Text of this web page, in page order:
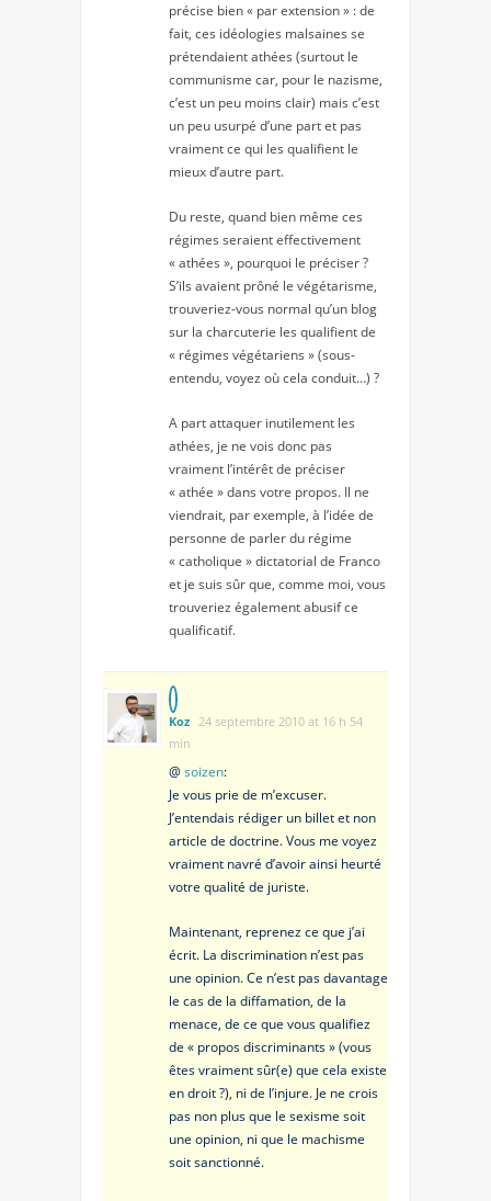
précise bien « par extension » : de
fait, ces idéologies malsaines se
prétendaient athées (surtout le
communisme car, pour le nazisme,
c’est un peu moins clair) mais c’est
un peu usurpé d’une part et pas
vraiment ce qui les qualifient le
mieux d’autre part.
Du reste, quand bien même ces
régimes seraient effectivement
« athées », pourquoi le préciser ?
S’ils avaient prôné le végétarisme,
trouveriez-vous normal qu’un blog
sur la charcuterie les qualifient de
« régimes végétariens » (sous-
entendu, voyez où cela conduit…) ?
A part attaquer inutilement les
athées, je ne vois donc pas
vraiment l’intérêt de préciser
« athée » dans votre propos. Il ne
viendrait, par exemple, à l’idée de
personne de parler du régime
« catholique » dictatorial de Franco
et je suis sûr que, comme moi, vous
trouveriez également abusif ce
qualificatif.
Koz 24 septembre 2010 at 16 h 54
min
@ soizen:
Je vous prie de m’excuser.
J’entendais rédiger un billet et non
article de doctrine. Vous me voyez
vraiment navré d’avoir ainsi heurté
votre qualité de juriste.
Maintenant, reprenez ce que j’ai
écrit. La discrimination n’est pas
une opinion. Ce n’est pas davantage
le cas de la diffamation, de la
menace, de ce que vous qualifiez
de « propos discriminants » (vous
êtes vraiment sûr(e) que cela existe
en droit ?), ni de l’injure. Je ne crois
pas non plus que le sexisme soit
une opinion, ni que le machisme
soit sanctionné.